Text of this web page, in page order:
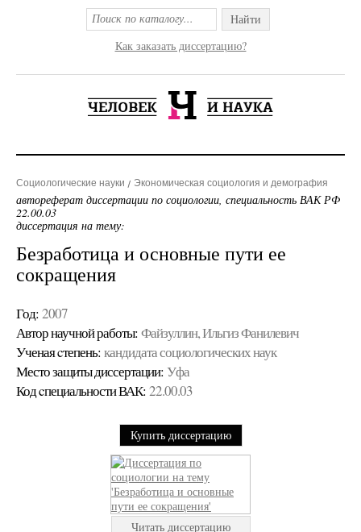
Найти
Как заказать диссертацию?
Социологические науки Экономическая социология и демография
автореферат диссертации по социологии, специальность ВАК РФ
22.00.03
диссертация на тему:
Безработица и основные пути ее
сокращения
Год: 2007
Автор научной работы: Файзуллин, Ильгиз Фанилевич
Ученая cтепень: кандидата социологических наук
Место защиты диссертации: Уфа
Код cпециальности ВАК: 22.00.03
Купить диссертацию
Читать диссертацию